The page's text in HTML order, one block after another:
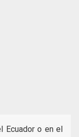
Ecuador o en el